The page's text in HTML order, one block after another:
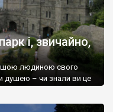
і, звичайно,
людиною свого
душею – чи знали ви це